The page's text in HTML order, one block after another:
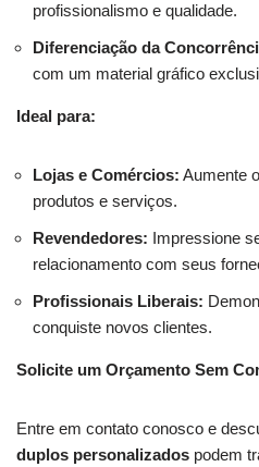
profissionalismo e qualidade.
Diferenciação da
com um material gráfico
Ideal para:
Lojas e Comércios: Aumente
produtos e serviços.
Revendedores: Impressione
relacionamento com seus
Profissionais Liberais:
conquiste novos clientes.
Solicite um Orçamento Sem
Entre em contato conosco e
duplos personalizados podem